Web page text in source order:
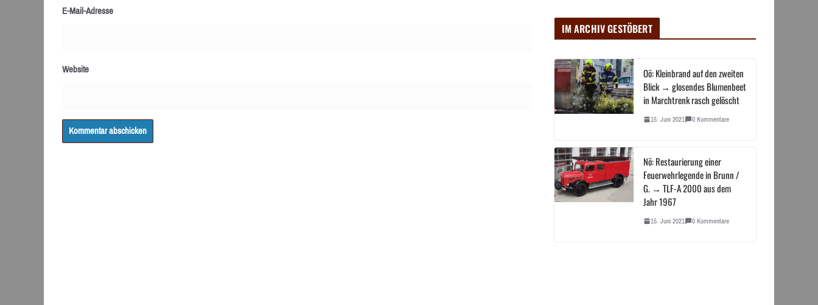
E-Mail-Adresse
Website
IM ARCHIV GESTÖBERT
Oö: Kleinbrand auf den zweiten
Blick → glosendes Blumenbeet
in Marchtrenk rasch gelöscht
15. Juni 2021 0 Kommentare
Nö: Restaurierung einer
Feuerwehrlegende in Brunn /
G. → TLF-A 2000 aus dem
Jahr 1967
15. Juni 2021 0 Kommentare